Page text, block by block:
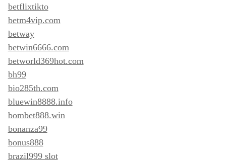
betflixtikto
betm4vip.com
betway
betwin6666.com
betworld369hot.com
bh99
bio285th.com
bluewin8888.info
bombet888.win
bonanza99
bonus888
brazil999 slot